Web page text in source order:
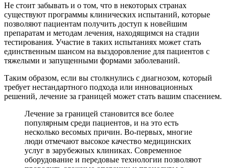
Не стоит забывать и о том, что в некоторых странах
существуют программы клинических испытаний, которые
позволяют пациентам получить доступ к новейшим
препаратам и методам лечения, находящимся на стадии
тестирования. Участие в таких испытаниях может стать
единственным шансом на выздоровление для пациентов с
тяжелыми и запущенными формами заболеваний.
Таким образом, если вы столкнулись с диагнозом, который
требует нестандартного подхода или инновационных
решений, лечение за границей может стать вашим спасением.
Лечение за границей становится все более
популярным среди пациентов, и на это есть
несколько весомых причин. Во-первых, многие
люди отмечают высокое качество медицинских
услуг в зарубежных клиниках. Современное
оборудование и передовые технологии позволяют